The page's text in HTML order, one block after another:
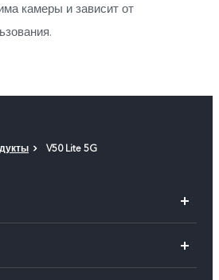
камеры и зависит от
V50 Lite 5G